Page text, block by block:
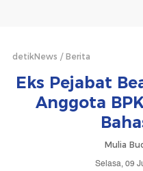
detikNews Berita
Eks Pejabat
Anggota
Mulia
Selasa, 09